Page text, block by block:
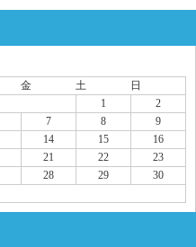
金 土
日
1
2
7 8
9
14 15
16
21 22
23
28 29
30